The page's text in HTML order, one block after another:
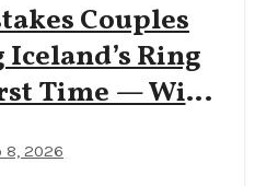
Couples
Ring
Time — Wind
and 2026
8, 2026